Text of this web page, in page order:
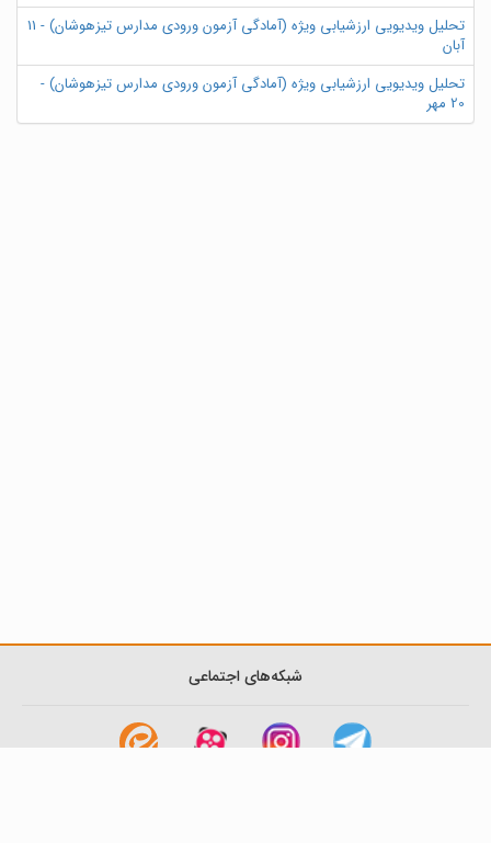
تحلیل ویدیویی ارزشیابی ویژه (آمادگی آزمون ورودی مدارس تیزهوشان) - 11
آبان
تحلیل ویدیویی ارزشیابی ویژه (آمادگی آزمون ورودی مدارس تیزهوشان) -
20 مهر
شبکه‌های اجتماعی